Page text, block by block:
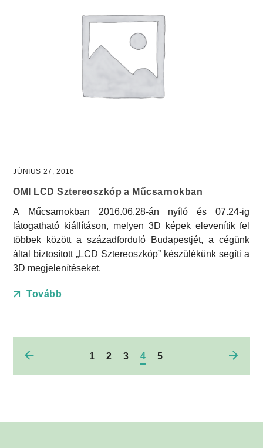
JÚNIUS 27, 2016
OMI LCD Sztereoszkóp a Műcsarnokban
A Műcsarnokban 2016.06.28-án nyíló és 07.24-ig
látogatható kiállításon, melyen 3D képek elevenítik fel
többek között a századforduló Budapestjét, a cégünk
által biztosított „LCD Sztereoszkóp” készülékünk segíti a
3D megjelenítéseket.
Tovább
1 2 3 4 5